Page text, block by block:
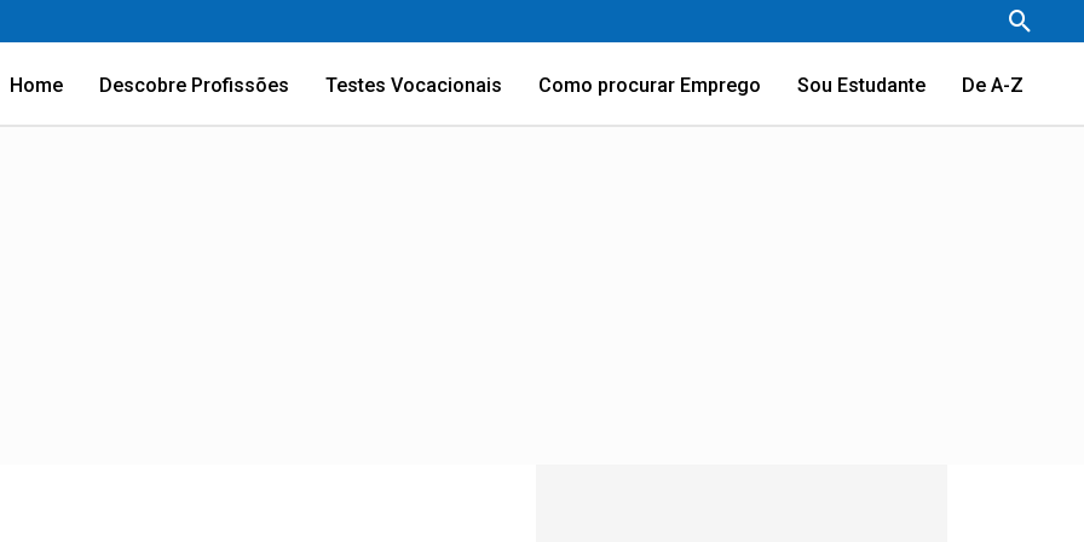
Home Descobre Profissões Testes Vocacionais Como procurar Emprego Sou Estudante De A-Z